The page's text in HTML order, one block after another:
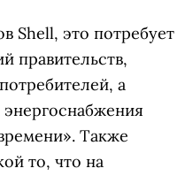
Shell, это потребует
правительств,
а
Также
то, что на